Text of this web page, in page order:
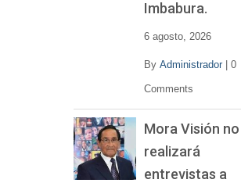
Imbabura.
6 agosto, 2026
By Administrador| 0
Comments
Mora Visión no
realizará
entrevistas a